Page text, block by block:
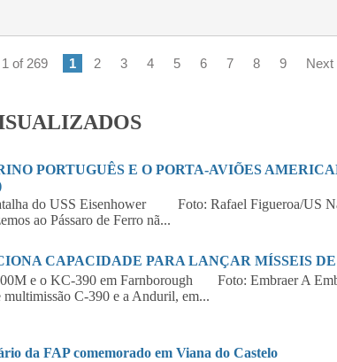
of 269 1 2 3 4 5 6 7 8 9 Next
PORTUGUÊS E O PORTA-AVIÕES
do USS Eisenhower Foto: Rafael Figueroa/US
ao Pássaro de Ferro nã...
CAPACIDADE PARA LANÇAR MÍSSEIS
e o KC-390 em Farnborough Foto: Embraer A
multimissão C-390 e a Anduril, em...
da FAP comemorado em Viana do Castelo